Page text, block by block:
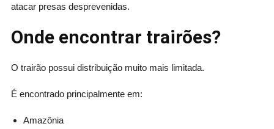
atacar presas desprevenidas.
Onde encontrar trairões?
O trairão possui distribuição muito mais limitada.
É encontrado principalmente em:
Amazônia